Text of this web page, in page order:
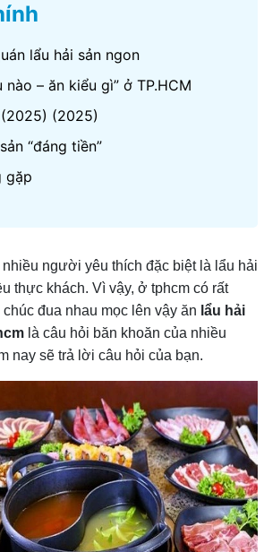
lẩu hải sản ngon
nào – ăn kiểu gì” ở TP.HCM
(2025)
“đáng tiền”
gặp
người yêu thích đặc biệt là lẩu hải
thực khách. Vì vậy, ở tphcm có rất
đua nhau mọc lên vậy ăn lẩu hải
là câu hỏi băn khoăn của nhiều
nay sẽ trả lời câu hỏi của bạn.